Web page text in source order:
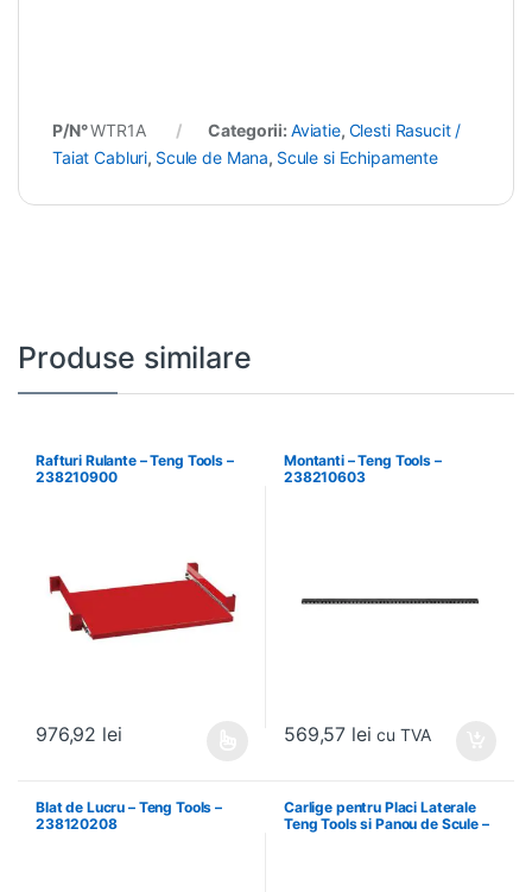
P/N°WTR1A Categorii: Aviatie, Clesti Rasucit /
Taiat Cabluri, Scule de Mana, Scule si Echipamente
Produse similare
Rafturi Rulante – Teng Tools –
238210900
976,92 lei
Montanti – Teng Tools –
238210603
569,57 lei cu TVA
Blat de Lucru – Teng Tools –
238120208
Carlige pentru Placi Laterale
Teng Tools si Panou de Scule –